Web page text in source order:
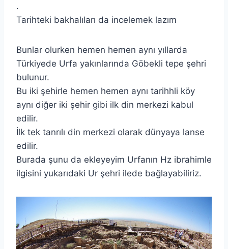
.
Tarihteki bakhalıları da incelemek lazım
Bunlar olurken hemen hemen aynı yıllarda
Türkiyede Urfa yakınlarında Göbekli tepe şehri
bulunur.
Bu iki şehirle hemen hemen aynı tarihhli köy
aynı diğer iki şehir gibi ilk din merkezi kabul
edilir.
İlk tek tanrılı din merkezi olarak dünyaya lanse
edilir.
Burada şunu da ekleyeyim Urfanın Hz ibrahimle
ilgisini yukarıdaki Ur şehri ilede bağlayabiliriz.